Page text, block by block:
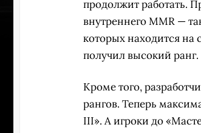
продолжит работать.
внутреннего MMR —
которых находится на
получил высокий ранг.
Кроме того,
рангов. Теперь
III». А игроки до